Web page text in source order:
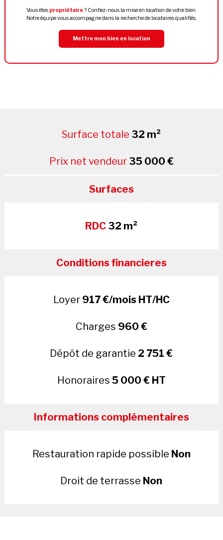
Vous êtes propriétaire? Confiez-nous la mise en location de votre bien.
Notre équipe vous accompagne dans la recherche de locataires qualifiés.
Mettre mon bien en location
Surface totale 32 m²
Prix net vendeur 35 000 €
Surfaces
RDC 32 m²
Conditions financieres
Loyer 917 €/mois HT/HC
Charges 960 €
Dépôt de garantie 2 751 €
Honoraires 5 000 € HT
Informations complémentaires
Restauration rapide possible Non
Droit de terrasse Non